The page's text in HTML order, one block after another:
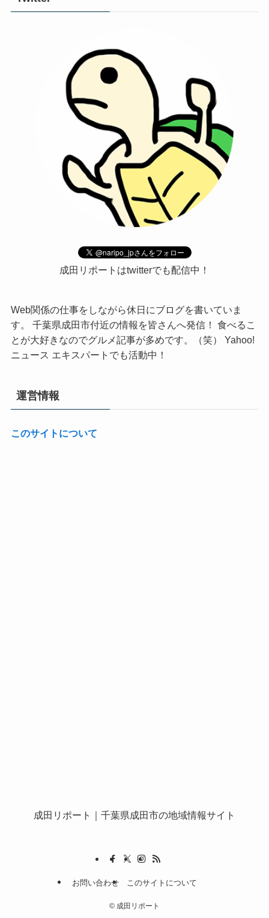
成田リポートはtwitterでも配信中！
Web関係の仕事をしながら休日にブログを書いていま
す。 千葉県成田市付近の情報を皆さんへ発信！ 食べるこ
とが大好きなのでグルメ記事が多めです。（笑） Yahoo!
ニュース エキスパートでも活動中！
運営情報
このサイトについて
成田リポート ｜千葉県成田市の地域情報サイト
お問い合わせ このサイトについて
© 成田リポート